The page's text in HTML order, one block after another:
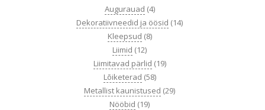
Augurauad (4)
Dekoratiivneedid ja öösid (14)
Kleepsud (8)
Liimid (12)
Liimitavad pärlid (19)
Lõiketerad (58)
Metallist kaunistused (29)
Nööbid (19)